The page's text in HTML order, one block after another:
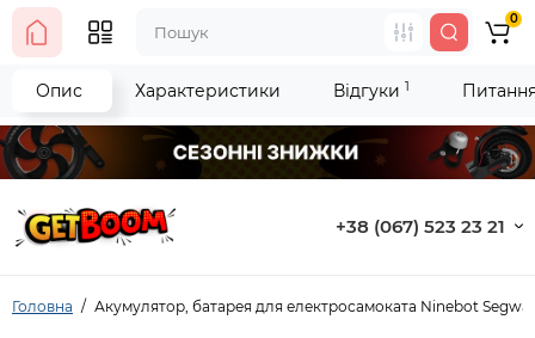
+38 (067) 523 23 21
0
Головна Акумулятор, батарея для електросамоката Ninebot
Опис Характеристики Відгуки 1